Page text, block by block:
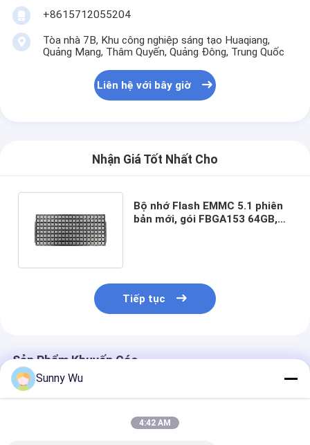
+8615712055204
Tòa nhà 7B, Khu công nghiệp sáng tạo Huaqiang,
Quảng Mạng, Thâm Quyến, Quảng Đông, Trung Quốc
Liên hệ với bây giờ
Nhận Giá Tốt Nhất Cho
Bộ nhớ Flash EMMC 5.1 phiên
bản mới, gói FBGA153 64GB,
Tiếp tục
Sản Phẩm Khuyến Cáo
Sunny Wu
4:42 AM